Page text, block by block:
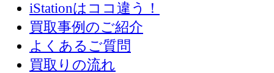
iStationはココ違う！
買取事例のご紹介
よくあるご質問
買取りの流れ